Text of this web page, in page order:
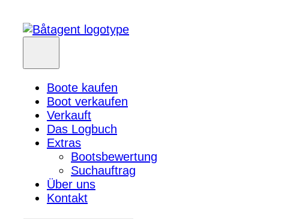
Boote kaufen
Boot verkaufen
Verkauft
Das Logbuch
Extras
Bootsbewertung
Suchauftrag
Über uns
Kontakt